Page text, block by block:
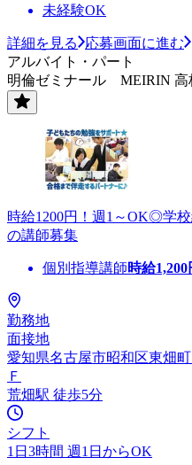
未経験OK
詳細を見る
応募画面に進む
アルバイト・パート
明倫ゼミナール MEIRIN
時給1200円！週1～OK◎学
の講師募集
個別指導講師時給1,200
勤務地
面接地
愛知県名古屋市昭和区東畑
Ｆ
荒畑駅 徒歩5分
シフト
1日3時間 週1日からOK